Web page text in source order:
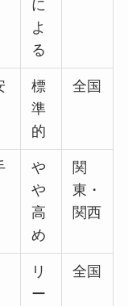
に
よ
る
標
準
的
全国
や
や
高
め
関
東・
関西
リ
ー
全国